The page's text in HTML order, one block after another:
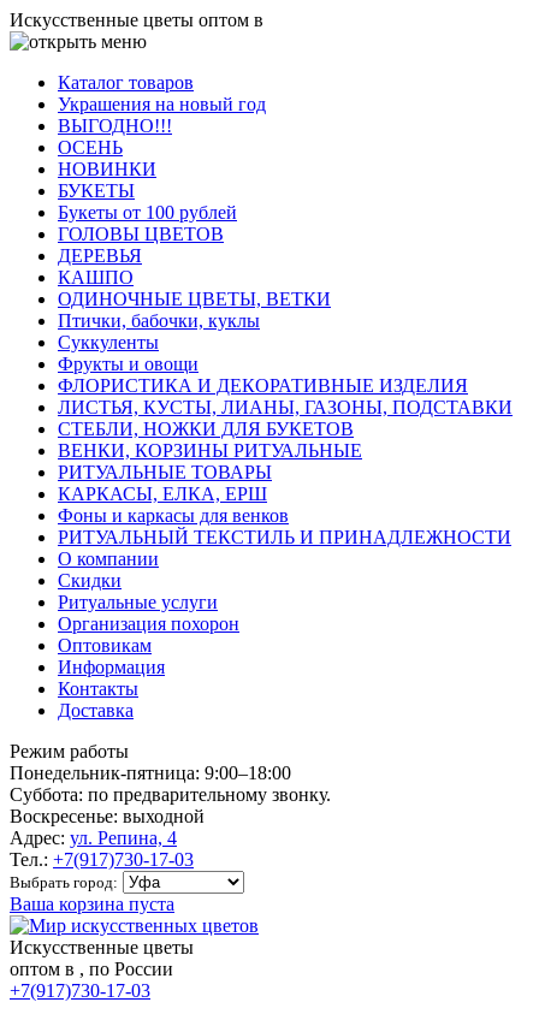
Искусственные цветы оптом в
Каталог товаров
Украшения на новый год
ВЫГОДНО!!!
ОСЕНЬ
НОВИНКИ
БУКЕТЫ
Букеты от 100 рублей
ГОЛОВЫ ЦВЕТОВ
ДЕРЕВЬЯ
КАШПО
ОДИНОЧНЫЕ ЦВЕТЫ, ВЕТКИ
Птички, бабочки, куклы
Суккуленты
Фрукты и овощи
ФЛОРИСТИКА И ДЕКОРАТИВНЫЕ ИЗДЕЛИЯ
ЛИСТЬЯ, КУСТЫ, ЛИАНЫ, ГАЗОНЫ, ПОДСТАВКИ
СТЕБЛИ, НОЖКИ ДЛЯ БУКЕТОВ
ВЕНКИ, КОРЗИНЫ РИТУАЛЬНЫЕ
РИТУАЛЬНЫЕ ТОВАРЫ
КАРКАСЫ, ЕЛКА, ЕРШ
Фоны и каркасы для венков
РИТУАЛЬНЫЙ ТЕКСТИЛЬ И ПРИНАДЛЕЖНОСТИ
О компании
Скидки
Ритуальные услуги
Организация похорон
Оптовикам
Информация
Контакты
Доставка
Режим работы
Понедельник-пятница: 9:00–18:00
Суббота: по предварительному звонку.
Воскресенье: выходной
Адрес: ул. Репина, 4
Тел.: +7(917)730-17-03
Выбрать город:
Ваша корзина пуста
Искусственные цветы
оптом в , по России
+7(917)730-17-03